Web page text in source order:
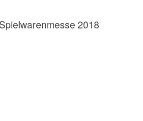
2018